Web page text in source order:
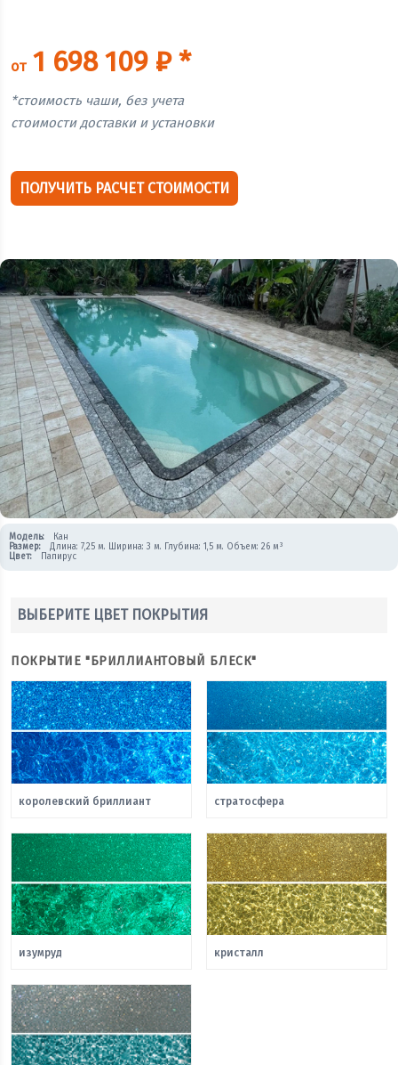
от1 698 109 ₽ *
*стоимость чаши, без учета
стоимости доставки и установки
ПОЛУЧИТЬ РАСЧЕТ СТОИМОСТИ
Модель:
Кан
Размер:
Длина: 7,25 м. Ширина: 3 м. Глубина: 1,5 м. Объем: 26 м³
Цвет:
Папирус
ВЫБЕРИТЕ ЦВЕТ ПОКРЫТИЯ
ПОКРЫТИЕ "БРИЛЛИАНТОВЫЙ БЛЕСК"
королевский бриллиант стратосфера
изумруд кристалл